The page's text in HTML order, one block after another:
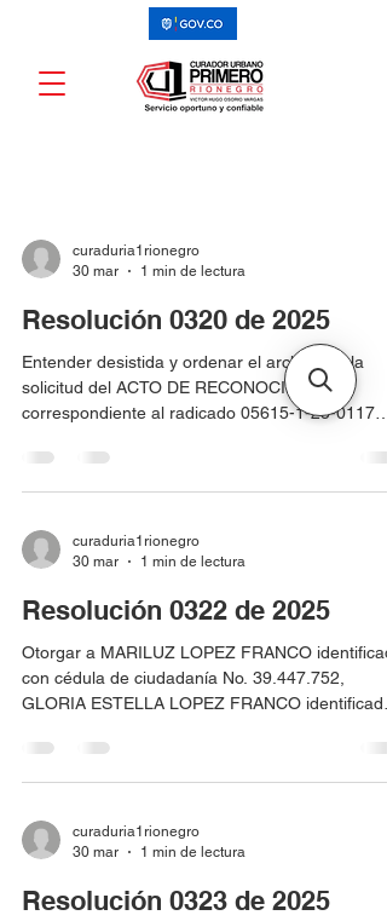
curaduria1rionegro
30 mar
1 min de lectura
Resolución 0320 de 2025
Entender desistida y ordenar el archivo de la
solicitud del ACTO DE RECONOCIMIENTO,
correspondiente al radicado 05615-1-25-0117
VARGAS identificado cedula de ciudadanía No.
15.440.350 para el predio localizado en CL 41B
identificado con matrícula inmobiliaria No. 020-
6519 y código catastral No. ADX0002MTSF.
curaduria1rionegro
30 mar
1 min de lectura
Resolución 0322 de 2025
Otorgar a MARILUZ LOPEZ FRANCO
con cédula de ciudadanía No. 39.447.752,
GLORIA ESTELLA LOPEZ FRANCO identificada
NELSON DE JESUS LOPEZ FRANCO
con cédula de ciudadanía No. 15.440.948 y
ciudadanía No. 21.961.662 UN ACTO DE
RECONOCIMIENTO Y APROBACIÓN DE
el predio localizado en la CL 41 KR 71 – 17,
curaduria1rionegro
30 mar
1 min de lectura
Resolución 0323 de 2025